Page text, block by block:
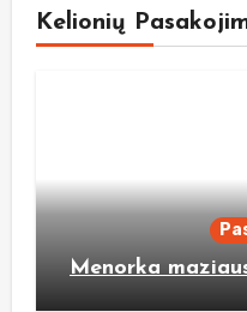
Kelionių
Menorka